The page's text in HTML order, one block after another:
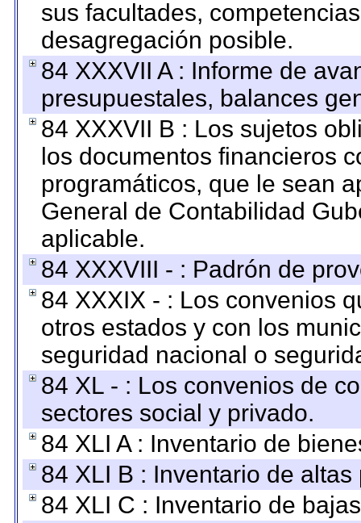
sus facultades,
desagregación posible.
84 XXXVII A : Informe de
presupuestales, balances
84 XXXVII B : Los sujetos
los documentos financieros
programáticos, que le sean
General de Contabilidad
aplicable.
84 XXXVIII - : Padrón de
84 XXXIX - : Los convenios
otros estados y con los
seguridad nacional o
84 XL - : Los convenios de
sectores social y privado.
84 XLI A : Inventario de
84 XLI B : Inventario de
84 XLI C : Inventario de